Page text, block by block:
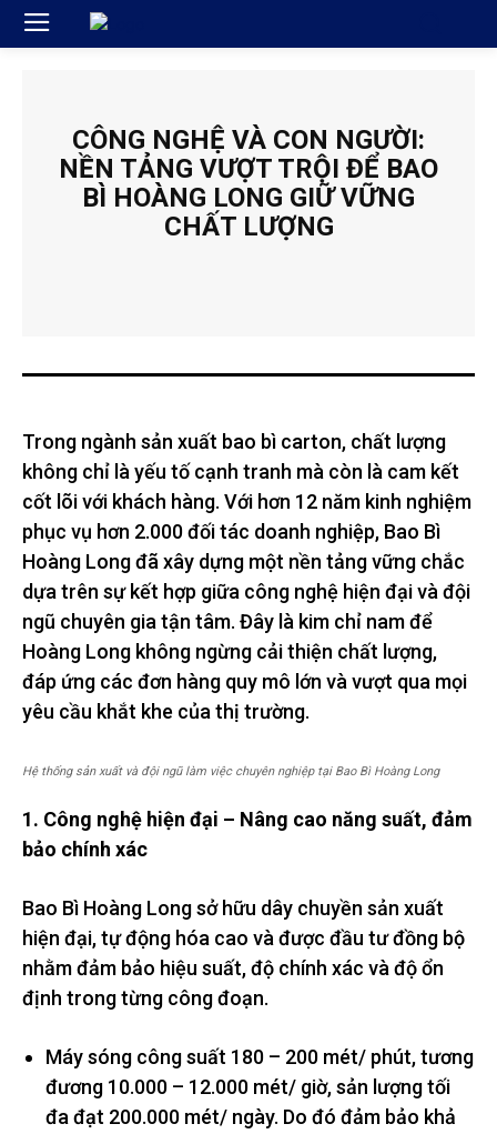
CÔNG NGHỆ VÀ CON NGƯỜI:
NỀN TẢNG VƯỢT TRỘI ĐỂ BAO
BÌ HOÀNG LONG GIỮ VỮNG
CHẤT LƯỢNG
Trong ngành sản xuất bao bì carton, chất lượng
không chỉ là yếu tố cạnh tranh mà còn là cam kết
cốt lõi với khách hàng. Với hơn 12 năm kinh nghiệm
phục vụ hơn 2.000 đối tác doanh nghiệp, Bao Bì
Hoàng Long đã xây dựng một nền tảng vững chắc
dựa trên sự kết hợp giữa công nghệ hiện đại và đội
ngũ chuyên gia tận tâm. Đây là kim chỉ nam để
Hoàng Long không ngừng cải thiện chất lượng,
đáp ứng các đơn hàng quy mô lớn và vượt qua mọi
yêu cầu khắt khe của thị trường.
Hệ thống sản xuất và đội ngũ làm việc chuyên nghiệp tại Bao Bì Hoàng Long
1. Công nghệ hiện đại – Nâng cao năng suất, đảm
bảo chính xác
Bao Bì Hoàng Long sở hữu dây chuyền sản xuất
hiện đại, tự động hóa cao và được đầu tư đồng bộ
nhằm đảm bảo hiệu suất, độ chính xác và độ ổn
định trong từng công đoạn.
Máy sóng công suất 180 – 200 mét/ phút, tương
đương 10.000 – 12.000 mét/ giờ, sản lượng tối
đa đạt 200.000 mét/ ngày. Do đó đảm bảo khả